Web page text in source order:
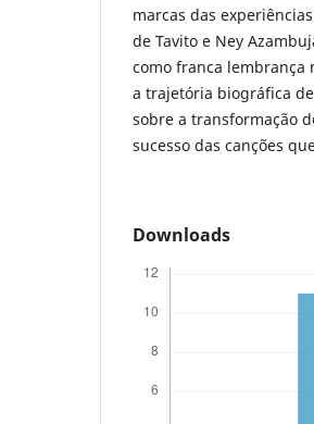
marcas das
de Tavito e Ney
como franca lembrança
a trajetória biográfica
sobre a transformação
sucesso das canções
Downloads